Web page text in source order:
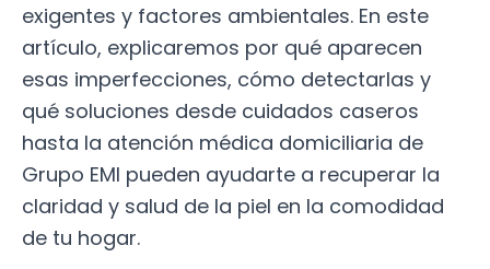
exigentes y factores ambientales. En este
artículo, explicaremos por qué aparecen
esas imperfecciones, cómo detectarlas y
qué soluciones desde cuidados caseros
hasta la atención médica domiciliaria de
Grupo EMI pueden ayudarte a recuperar la
claridad y salud de la piel en la comodidad
de tu hogar.